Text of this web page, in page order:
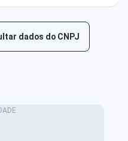
dados do CNPJ